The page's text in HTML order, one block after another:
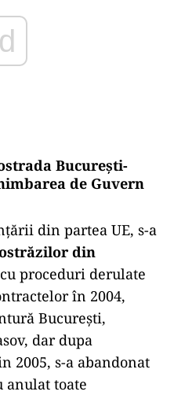
București-
de Guvern
din partea UE, s-a
din
proceduri derulate
în 2004,
București,
dar dupa
2005, s-a abandonat
anulat toate